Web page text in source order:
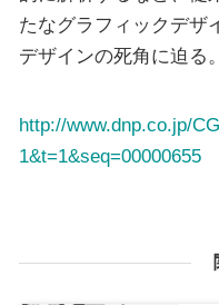
たなグラフィックデザ
デザインの死角に迫る
http://www.dnp.co.jp/
1&t=1&seq=00000655